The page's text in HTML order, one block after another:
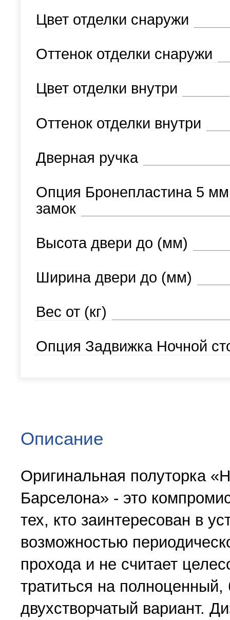
Цвет отделки снаружи
Оттенок отделки снаружи
Цвет отделки внутри
Оттенок отделки внутри
Дверная ручка
Опция Бронепластина 5
замок
Высота двери до (мм)
Ширина двери до (мм)
Вес от (кг)
Опция Задвижка Ночной
Описание
Оригинальная полуторка
Барселона» - это
тех, кто заинтересован в
возможностью
прохода и не считает
тратиться на
двухстворчатый вариант.